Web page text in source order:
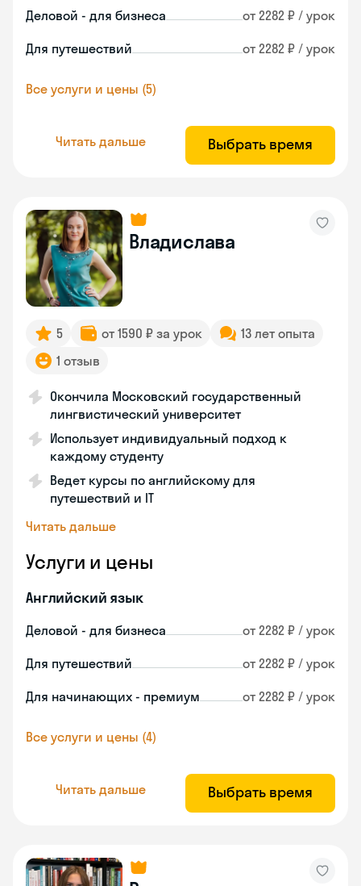
Деловой - для бизнеса от 2282 ₽ / урок
Для путешествий от 2282 ₽ / урок
Все услуги и цены (5)
Читать дальше Выбрать время
Владислава
5 от 1590 ₽ за урок
13 лет опыта
1 отзыв
Окончила Московский государственный
лингвистический университет
Использует индивидуальный подход к
каждому студенту
Ведет курсы по английскому для
путешествий и IT
Читать дальше
Услуги и цены
Английский язык
Деловой - для бизнеса от 2282 ₽ / урок
Для путешествий от 2282 ₽ / урок
Для начинающих - премиум от 2282 ₽ / урок
Все услуги и цены (4)
Читать дальше Выбрать время